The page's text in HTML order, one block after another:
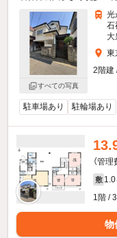
すべての写真
光
石
大
東
2階建
駐車場あり 駐輪場あり
（管
敷 1.0
1階 /
物